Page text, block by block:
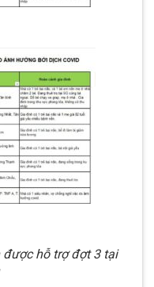
được hỗ trợ đợt 3 tại